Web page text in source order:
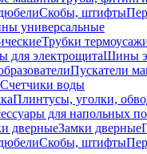
Скобы, штифты
универсальные
Трубки
для электрощитаШины
Пускатели
Счетчики воды
Плинтусы, уголки,
для напольных
дверныеЗамки дверные
Скобы, штифты